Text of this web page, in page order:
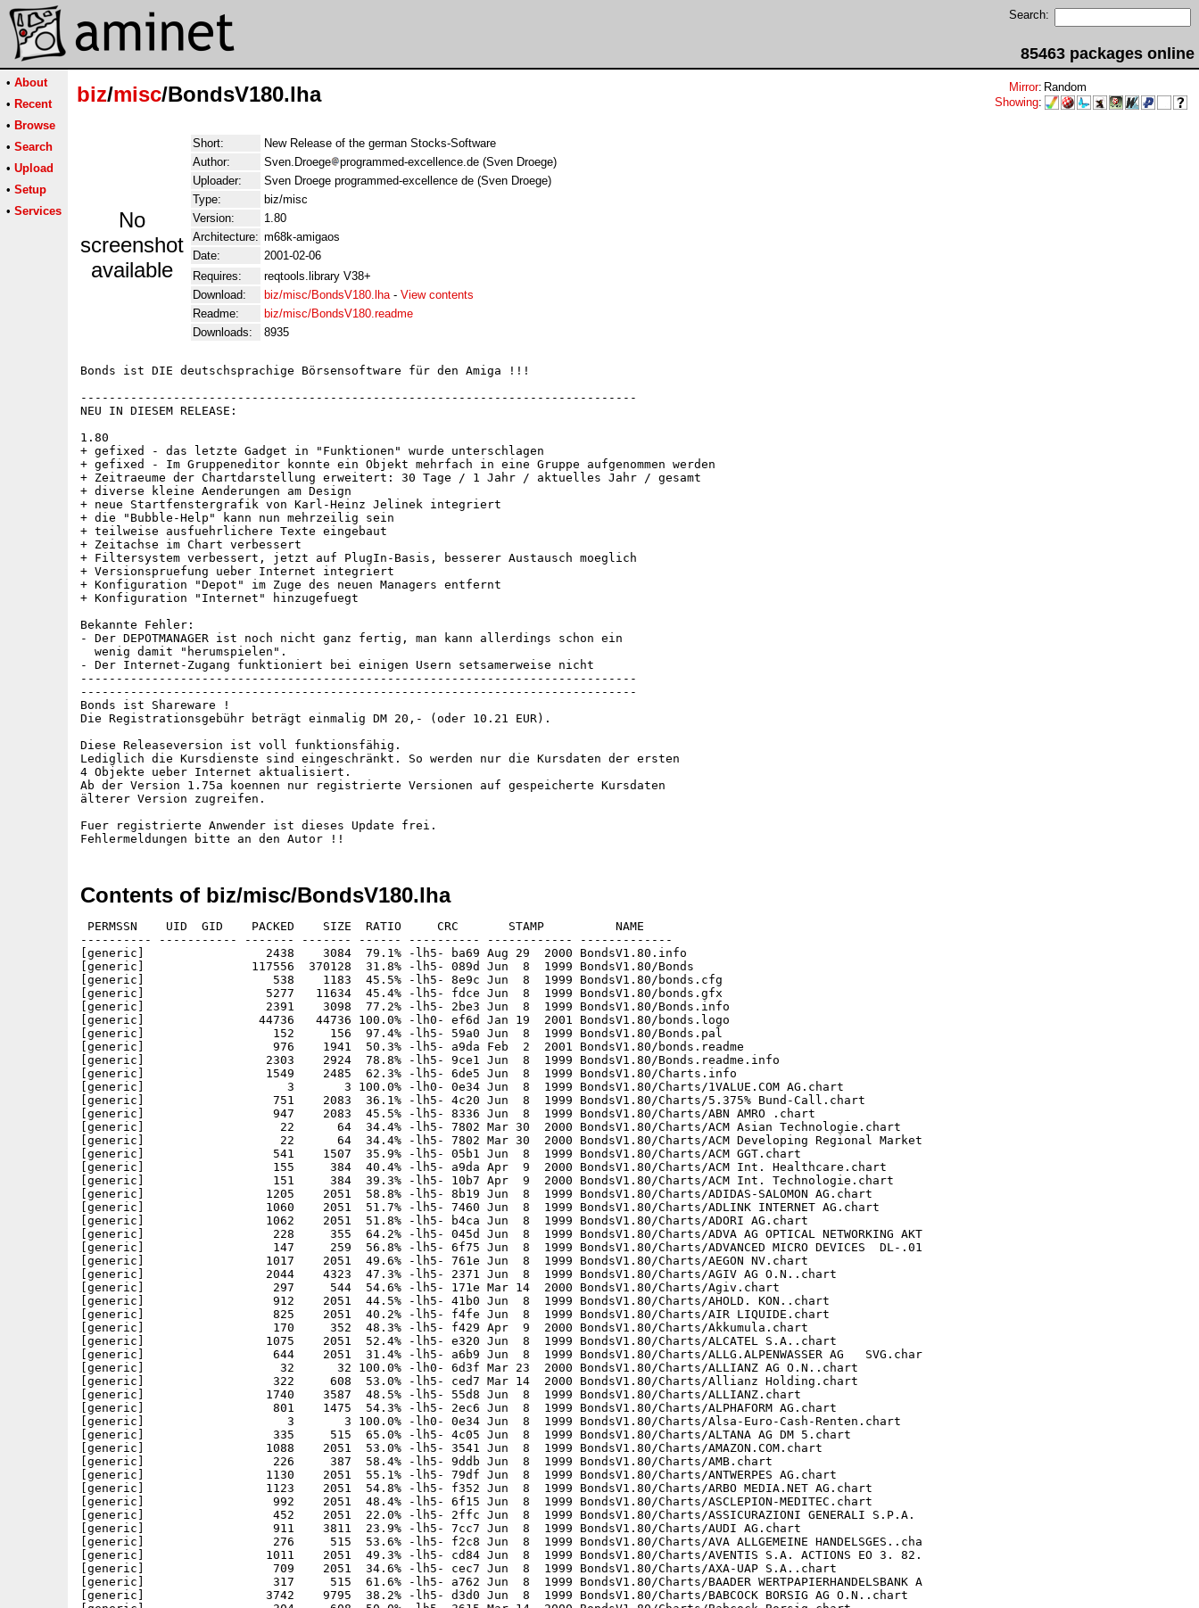
Search:
85463 packages online
• About
• Recent
• Browse
• Search
• Upload
• Setup
• Services
biz/misc/BondsV180.lha Mirror: Random
Showing:
No
screenshot
available
Short:
New Release of the german Stocks-Software
Author:
Sven.Droege
programmed-excellence.de (Sven Droege)
Uploader:
Sven Droege programmed-excellence de (Sven Droege)
Type:
biz/misc
Version:
1.80
Architecture: m68k-amigaos
Date:
2001-02-06
Requires:
reqtools.library V38+
Download:
biz/misc/BondsV180.lha- View contents
Readme:
biz/misc/BondsV180.readme
Downloads:
8935
Bonds ist DIE deutschsprachige Börsensoftware für den Amiga !!!
------------------------------------------------------------------------------
NEU IN DIESEM RELEASE:
1.80
+ gefixed - das letzte Gadget in "Funktionen" wurde unterschlagen
+ gefixed - Im Gruppeneditor konnte ein Objekt mehrfach in eine Gruppe aufgenommen werden
+ Zeitraeume der Chartdarstellung erweitert: 30 Tage / 1 Jahr / aktuelles Jahr / gesamt
+ diverse kleine Aenderungen am Design
+ neue Startfenstergrafik von Karl-Heinz Jelinek integriert
+ die "Bubble-Help" kann nun mehrzeilig sein
+ teilweise ausfuehrlichere Texte eingebaut
+ Zeitachse im Chart verbessert
+ Filtersystem verbessert, jetzt auf PlugIn-Basis, besserer Austausch moeglich
+ Versionspruefung ueber Internet integriert
+ Konfiguration "Depot" im Zuge des neuen Managers entfernt
+ Konfiguration "Internet" hinzugefuegt
Bekannte Fehler:
- Der DEPOTMANAGER ist noch nicht ganz fertig, man kann allerdings schon ein
  wenig damit "herumspielen".
- Der Internet-Zugang funktioniert bei einigen Usern setsamerweise nicht
------------------------------------------------------------------------------
------------------------------------------------------------------------------
Bonds ist Shareware !
Die Registrationsgebühr beträgt einmalig DM 20,- (oder 10.21 EUR).
Diese Releaseversion ist voll funktionsfähig.
Lediglich die Kursdienste sind eingeschränkt. So werden nur die Kursdaten der ersten
4 Objekte ueber Internet aktualisiert.
Ab der Version 1.75a koennen nur registrierte Versionen auf gespeicherte Kursdaten
älterer Version zugreifen.
Fuer registrierte Anwender ist dieses Update frei.
Contents of biz/misc/BondsV180.lha
PERMSSN    UID  GID    PACKED    SIZE  RATIO     CRC       STAMP          NAME
---------- ----------- ------- ------- ------ ---------- ------------ -------------
[generic]                 2438    3084  79.1% -lh5- ba69 Aug 29  2000 BondsV1.80.info
[generic]               117556  370128  31.8% -lh5- 089d Jun  8  1999 BondsV1.80/Bonds
[generic]                  538    1183  45.5% -lh5- 8e9c Jun  8  1999 BondsV1.80/bonds.cfg
[generic]                 5277   11634  45.4% -lh5- fdce Jun  8  1999 BondsV1.80/bonds.gfx
[generic]                 2391    3098  77.2% -lh5- 2be3 Jun  8  1999 BondsV1.80/Bonds.info
[generic]                44736   44736 100.0% -lh0- ef6d Jan 19  2001 BondsV1.80/bonds.logo
[generic]                  152     156  97.4% -lh5- 59a0 Jun  8  1999 BondsV1.80/Bonds.pal
[generic]                  976    1941  50.3% -lh5- a9da Feb  2  2001 BondsV1.80/bonds.readme
[generic]                 2303    2924  78.8% -lh5- 9ce1 Jun  8  1999 BondsV1.80/Bonds.readme.info
[generic]                 1549    2485  62.3% -lh5- 6de5 Jun  8  1999 BondsV1.80/Charts.info
[generic]                    3       3 100.0% -lh0- 0e34 Jun  8  1999 BondsV1.80/Charts/1VALUE.COM AG.chart
[generic]                  751    2083  36.1% -lh5- 4c20 Jun  8  1999 BondsV1.80/Charts/5.375% Bund-Call.chart
[generic]                  947    2083  45.5% -lh5- 8336 Jun  8  1999 BondsV1.80/Charts/ABN AMRO .chart
[generic]                   22      64  34.4% -lh5- 7802 Mar 30  2000 BondsV1.80/Charts/ACM Asian Technologie.chart
[generic]                   22      64  34.4% -lh5- 7802 Mar 30  2000 BondsV1.80/Charts/ACM Developing Regional Market
[generic]                  541    1507  35.9% -lh5- 05b1 Jun  8  1999 BondsV1.80/Charts/ACM GGT.chart
[generic]                  155     384  40.4% -lh5- a9da Apr  9  2000 BondsV1.80/Charts/ACM Int. Healthcare.chart
[generic]                  151     384  39.3% -lh5- 10b7 Apr  9  2000 BondsV1.80/Charts/ACM Int. Technologie.chart
[generic]                 1205    2051  58.8% -lh5- 8b19 Jun  8  1999 BondsV1.80/Charts/ADIDAS-SALOMON AG.chart
[generic]                 1060    2051  51.7% -lh5- 7460 Jun  8  1999 BondsV1.80/Charts/ADLINK INTERNET AG.chart
[generic]                 1062    2051  51.8% -lh5- b4ca Jun  8  1999 BondsV1.80/Charts/ADORI AG.chart
[generic]                  228     355  64.2% -lh5- 045d Jun  8  1999 BondsV1.80/Charts/ADVA AG OPTICAL NETWORKING AKT
[generic]                  147     259  56.8% -lh5- 6f75 Jun  8  1999 BondsV1.80/Charts/ADVANCED MICRO DEVICES  DL-.01
[generic]                 1017    2051  49.6% -lh5- 761e Jun  8  1999 BondsV1.80/Charts/AEGON NV.chart
[generic]                 2044    4323  47.3% -lh5- 2371 Jun  8  1999 BondsV1.80/Charts/AGIV AG O.N..chart
[generic]                  297     544  54.6% -lh5- 171e Mar 14  2000 BondsV1.80/Charts/Agiv.chart
[generic]                  912    2051  44.5% -lh5- 41b0 Jun  8  1999 BondsV1.80/Charts/AHOLD. KON..chart
[generic]                  825    2051  40.2% -lh5- f4fe Jun  8  1999 BondsV1.80/Charts/AIR LIQUIDE.chart
[generic]                  170     352  48.3% -lh5- f429 Apr  9  2000 BondsV1.80/Charts/Akkumula.chart
[generic]                 1075    2051  52.4% -lh5- e320 Jun  8  1999 BondsV1.80/Charts/ALCATEL S.A..chart
[generic]                  644    2051  31.4% -lh5- a6b9 Jun  8  1999 BondsV1.80/Charts/ALLG.ALPENWASSER AG   SVG.char
[generic]                   32      32 100.0% -lh0- 6d3f Mar 23  2000 BondsV1.80/Charts/ALLIANZ AG O.N..chart
[generic]                  322     608  53.0% -lh5- ced7 Mar 14  2000 BondsV1.80/Charts/Allianz Holding.chart
[generic]                 1740    3587  48.5% -lh5- 55d8 Jun  8  1999 BondsV1.80/Charts/ALLIANZ.chart
[generic]                  801    1475  54.3% -lh5- 2ec6 Jun  8  1999 BondsV1.80/Charts/ALPHAFORM AG.chart
[generic]                    3       3 100.0% -lh0- 0e34 Jun  8  1999 BondsV1.80/Charts/Alsa-Euro-Cash-Renten.chart
[generic]                  335     515  65.0% -lh5- 4c05 Jun  8  1999 BondsV1.80/Charts/ALTANA AG DM 5.chart
[generic]                 1088    2051  53.0% -lh5- 3541 Jun  8  1999 BondsV1.80/Charts/AMAZON.COM.chart
[generic]                  226     387  58.4% -lh5- 9ddb Jun  8  1999 BondsV1.80/Charts/AMB.chart
[generic]                 1130    2051  55.1% -lh5- 79df Jun  8  1999 BondsV1.80/Charts/ANTWERPES AG.chart
[generic]                 1123    2051  54.8% -lh5- f352 Jun  8  1999 BondsV1.80/Charts/ARBO MEDIA.NET AG.chart
[generic]                  992    2051  48.4% -lh5- 6f15 Jun  8  1999 BondsV1.80/Charts/ASCLEPION-MEDITEC.chart
[generic]                  452    2051  22.0% -lh5- 2ffc Jun  8  1999 BondsV1.80/Charts/ASSICURAZIONI GENERALI S.P.A. 
[generic]                  911    3811  23.9% -lh5- 7cc7 Jun  8  1999 BondsV1.80/Charts/AUDI AG.chart
[generic]                  276     515  53.6% -lh5- f2c8 Jun  8  1999 BondsV1.80/Charts/AVA ALLGEMEINE HANDELSGES..cha
[generic]                 1011    2051  49.3% -lh5- cd84 Jun  8  1999 BondsV1.80/Charts/AVENTIS S.A. ACTIONS EO 3. 82.
[generic]                  709    2051  34.6% -lh5- cec7 Jun  8  1999 BondsV1.80/Charts/AXA-UAP S.A..chart
[generic]                  317     515  61.6% -lh5- a762 Jun  8  1999 BondsV1.80/Charts/BAADER WERTPAPIERHANDELSBANK A
[generic]                 3742    9795  38.2% -lh5- d3d0 Jun  8  1999 BondsV1.80/Charts/BABCOCK BORSIG AG O.N..chart
[generic]                  304     608  50.0% -lh5- 3615 Mar 14  2000 BondsV1.80/Charts/Babcock Borsig.chart
[generic]                  133     515  25.8% -lh5- 1e8a Jun  8  1999 BondsV1.80/Charts/BANCO BILBAO VIZ.ARGENT.(BBVA)
[generic]                  265     515  51.5% -lh5- 4498 Jun  8  1999 BondsV1.80/Charts/BANKGES.BERLIN AG AK.O.N..char
[generic]                 2206    4419  49.9% -lh5- d045 Jun  8  1999 BondsV1.80/Charts/BASF.chart
[generic]                 2253    4419  51.0% -lh5- 8671 Jun  8  1999 BondsV1.80/Charts/BAYER AG O.N..chart
[generic]                  355     608  58.4% -lh5- ba3f Mar 14  2000 BondsV1.80/Charts/Bayer.chart
[generic]                  964    2051  47.0% -lh5- 6b3c Jun  8  1999 BondsV1.80/Charts/BEATE UHSE AG.chart
[generic]                 2166    4419  49.0% -lh5- c202 Jun  8  1999 BondsV1.80/Charts/BEIERSDORF AG O.N..chart
[generic]                  345     608  56.7% -lh5- 0ffd Mar 14  2000 BondsV1.80/Charts/Beiersdorf.chart
[generic]                   77      99  77.8% -lh5- d28e Jun  8  1999 BondsV1.80/Charts/BERU AG.chart
[generic]                 1916    4355  44.0% -lh5- a5b5 Jun  8  1999 BondsV1.80/Charts/BETA SYSTEMS.chart
[generic]                 1954    4419  44.2% -lh5- f6a9 Jun  8  1999 BondsV1.80/Charts/BEWAG .chart
[generic]                  322     608  53.0% -lh5- 4079 Mar 14  2000 BondsV1.80/Charts/Bewag, Bekula.chart
[generic]                 1494    4419  33.8% -lh5- 1009 Jun  8  1999 BondsV1.80/Charts/BHF-BANK AG.chart
[generic]                  294     608  48.4% -lh5- 7c39 Mar 14  2000 BondsV1.80/Charts/BHF-Bank.chart
[generic]                  305     515  59.2% -lh5- 54c3 Jun  8  1999 BondsV1.80/Charts/BHW HOLDING AG DM 5   IGL.char
[generic]                  238     387  61.5% -lh5- 6dfd Jun  8  1999 BondsV1.80/Charts/BILFINGER + BERGER BAU AG.char
[generic]                  528     931  56.7% -lh5- 5825 Jun  8  1999 BondsV1.80/Charts/BINTEC COMMUNIC.O.N.  SVG.char
[generic]                  974    2051  47.5% -lh5- 6f35 Jun  8  1999 BondsV1.80/Charts/BIOTEST AG ST DM 5.chart
[generic]                    3       3 100.0% -lh0- 0e34 Jun  8  1999 BondsV1.80/Charts/BLAXXUN INTERACTIVE INC..chart
[generic]                 1695    3363  50.4% -lh5- b49d Jun  8  1999 BondsV1.80/Charts/BMW ST.chart
[generic]                  919    1635  56.2% -lh5- c76a Jun  8  1999 BondsV1.80/Charts/BOV AG.chart
[generic]                  879    2051  42.9% -lh5- 27aa Jun  8  1999 BondsV1.80/Charts/BQUE NATLE DE PARIS (BNP) S.A.
[generic]                  968    2115  45.8% -lh5- 4193 Jun  8  1999 BondsV1.80/Charts/BRAU UND BRUN.AG O.N..chart
[generic]                  298     608  49.0% -lh5- 37ac Mar 14  2000 BondsV1.80/Charts/Brau und Brunnen.chart
[generic]                  301     608  49.5% -lh5- 4ec3 Mar 14  2000 BondsV1.80/Charts/Bremer Vulkan i.K.chart
[generic]                 1616    4387  36.8% -lh5- b499 Jun  8  1999 BondsV1.80/Charts/BREMER VULKAN VERBD I.K..chart
[generic]                 1235    2051  60.2% -lh5- 50d2 Jun  8  1999 BondsV1.80/Charts/BROADVISION INC. DL-.0001.char
[generic]                  185     515  35.9% -lh5- 4842 Jun  8  1999 BondsV1.80/Charts/BSCH.chart
[generic]                 2126    4451  47.8% -lh5- db65 Jun  8  1999 BondsV1.80/Charts/BUDERUS.chart
[generic]                 7256   44259  16.4% -lh5- 65b1 Jun  8  1999 BondsV1.80/Charts/C.H.A. BAUELEMENTE AG.chart
[generic]                  301     608  49.5% -lh5- b2d9 Mar 14  2000 BondsV1.80/Charts/C.H.A.-Holding.chart
[generic]                    3       3 100.0% -lh0- 0e34 Jan 19  2001 BondsV1.80/Charts/CAC 40.chart
[generic]                  157     515  30.5% -lh5- 913e Jun  8  1999 BondsV1.80/Charts/CANAL+.chart
[generic]                 1042    2051  50.8% -lh5- 0267 Jun  8  1999 BondsV1.80/Charts/CARGOLIFTER AG.chart
[generic]                  212     515  41.2% -lh5- 96b5 Jun  8  1999 BondsV1.80/Charts/CARREFOUR.chart
[generic]                   86      99  86.9% -lh5- 965b Jan 19  2001 BondsV1.80/Charts/CDAX.chart
[generic]                 1081    2051  52.7% -lh5- fd83 Jun  8  1999 BondsV1.80/Charts/CDV SOFTWARE ENTERTAINMENT AG 
[generic]                  324     515  62.9% -lh5- 3a59 Jun  8  1999 BondsV1.80/Charts/CELANESE AG AKTIEN O.N..chart
[generic]                  298     579  51.5% -lh5- dad2 Jun  8  1999 BondsV1.80/Charts/CENIT AG SYSTEMHAUS.chart
[generic]                 1040    2051  50.7% -lh5- b9d0 Jun  8  1999 BondsV1.80/Charts/CISCO SYSTEMS.chart
[generic]                 1037    2051  50.6% -lh5- 9283 Jun  8  1999 BondsV1.80/Charts/COCA-COLA CO.      DL-.25.char
[generic]